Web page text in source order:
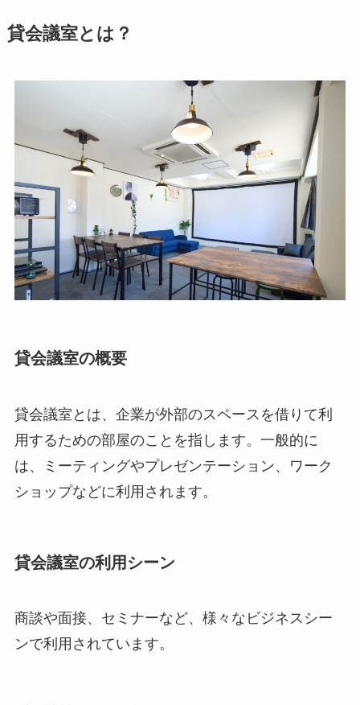
貸会議室とは？
貸会議室の概要
貸会議室とは、企業が外部のスペースを借りて利
用するための部屋のことを指します。一般的に
は、ミーティングやプレゼンテーション、ワーク
ショップなどに利用されます。
貸会議室の利用シーン
商談や面接、セミナーなど、様々なビジネスシー
ンで利用されています。